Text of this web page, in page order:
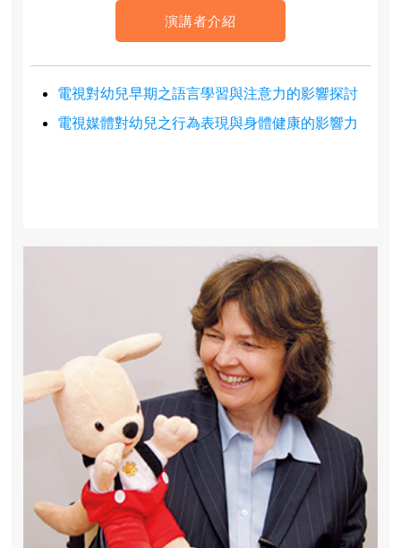
演講者介紹
電視對幼兒早期之語言學習與注意力的影響探討
電視媒體對幼兒之行為表現與身體健康的影響力